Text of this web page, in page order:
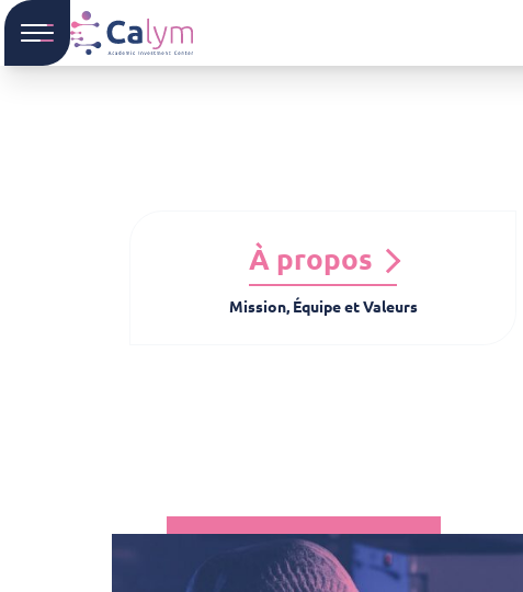
À propos
Mission, Équipe et Valeurs